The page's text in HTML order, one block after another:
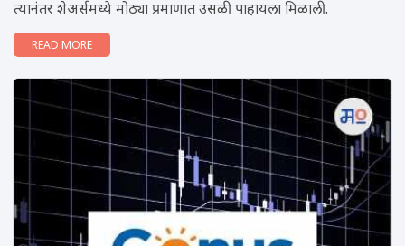
त्यानंतर शेअर्समध्ये मोठ्या प्रमाणात उसळी पाहायला मिळाली.
READ MORE